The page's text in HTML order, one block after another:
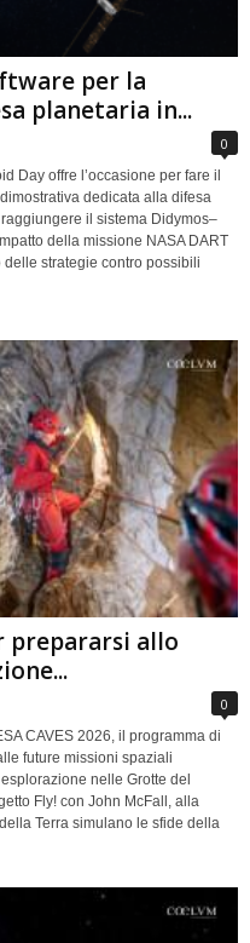
per la
planetaria in...
0
Day offre l’occasione per fare il
dedicata alla difesa
il sistema Didymos–
della missione NASA DART
strategie contro possibili
prepararsi allo
0
CAVES 2026, il programma di
future missioni spaziali
nelle Grotte del
Fly! con John McFall, alla
Terra simulano le sfide della